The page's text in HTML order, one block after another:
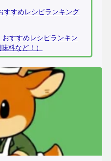
すすめレシピランキング
おすすめレシピランキン
料など！）